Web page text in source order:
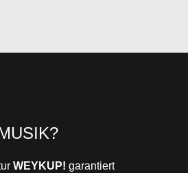
WEYKUP! garantiert